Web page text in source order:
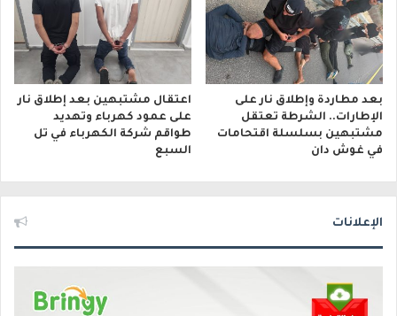
بعد مطاردة وإطلاق نار على
الإطارات.. الشرطة تعتقل
مشتبهين بسلسلة اقتحامات
في غوش دان
اعتقال مشتبهين بعد إطلاق نار
على عمود كهرباء وتهديد
طواقم شركة الكهرباء في تل
السبع
الإعلانات